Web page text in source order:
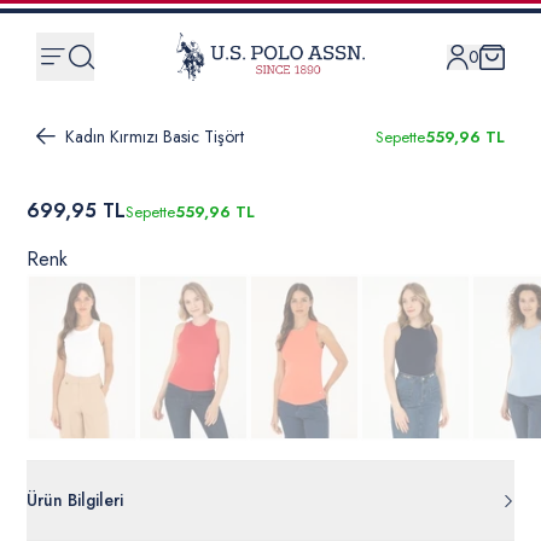
0
Kadın Kırmızı Basic Tişört Sepette559,96 TL
699,95 TLSepette559,96 TL
Renk
Ürün Bilgileri